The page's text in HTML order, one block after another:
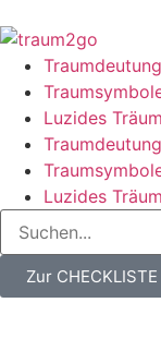
Traumdeutung
Luzides
Traumdeutung
Luzides
Zur CHECKLISTE